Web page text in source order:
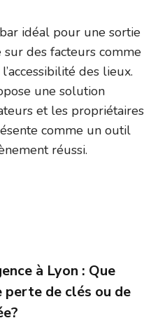
idéal pour une sortie
des facteurs comme
des lieux.
une solution
et les propriétaires
comme un outil
réussi.
à Lyon : Que
perte de clés ou de